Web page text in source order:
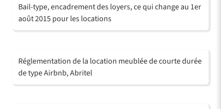
Bail-type, encadrement des loyers, ce qui change au 1er
août 2015 pour les locations
Réglementation de la location meublée de courte durée
de type Airbnb, Abritel